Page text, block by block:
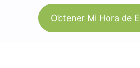
Obtener Mi Hora de